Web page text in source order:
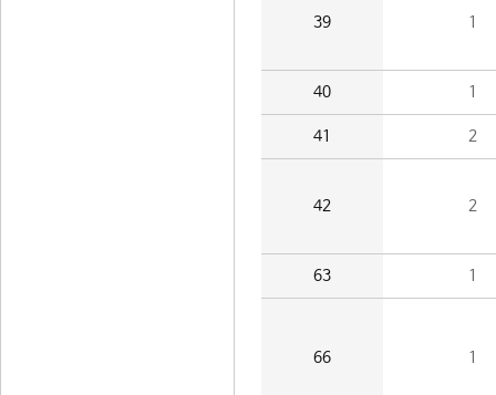
39 1
40 1
41 2
42 2
63 1
66 1